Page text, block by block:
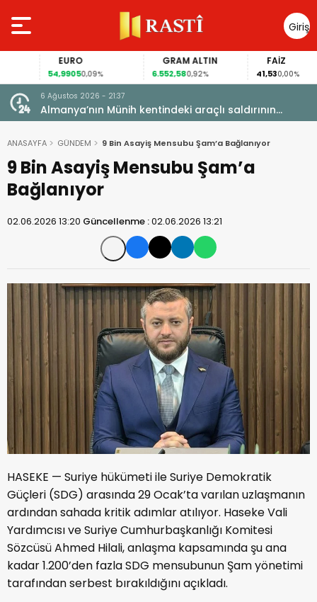
Giriş
Yap
EURO
54,99050,09%
GRAM ALTIN
6.552,580,92%
FAİZ
41,530,00%
FIFA
6 Ağustos 2026 - 21:37
Almanya’nın Münih kentindeki araçlı saldırının
sanığına ömür boyu hapis cezası
ANASAYFA GÜNDEM 9 Bin Asayiş Mensubu Şam’a Bağlanıyor
9 Bin Asayiş Mensubu Şam’a
Bağlanıyor
02.06.2026 13:20 Güncellenme :02.06.2026 13:21
HASEKE — Suriye hükümeti ile Suriye Demokratik
Güçleri (SDG) arasında 29 Ocak’ta varılan uzlaşmanın
ardından sahada kritik adımlar atılıyor. Haseke Vali
Yardımcısı ve Suriye Cumhurbaşkanlığı Komitesi
Sözcüsü Ahmed Hilali, anlaşma kapsamında şu ana
kadar 1.200’den fazla SDG mensubunun Şam yönetimi
tarafından serbest bırakıldığını açıkladı.